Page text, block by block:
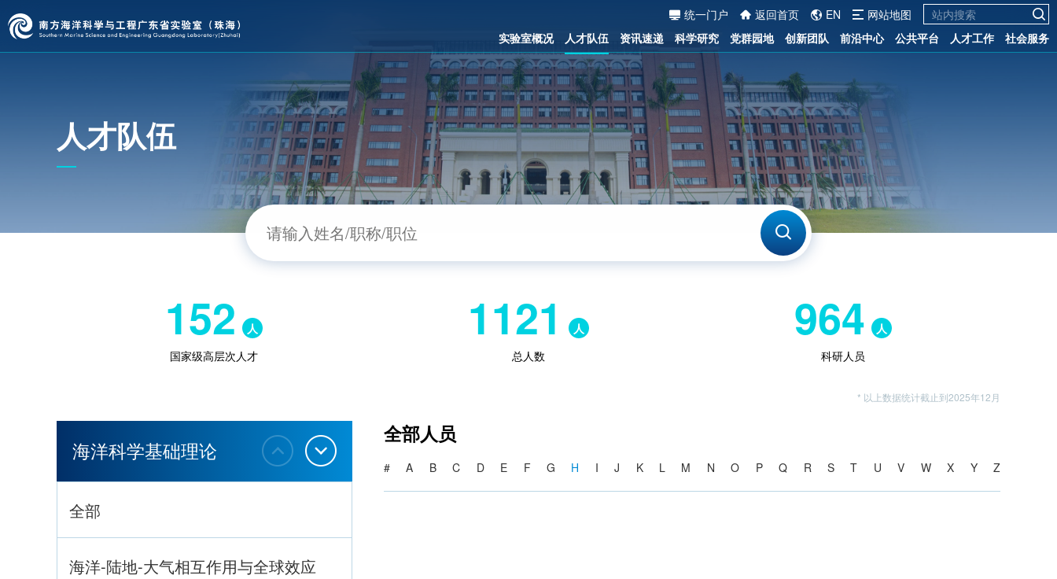
统一门户 返回首页 EN
网站地图
实验室概况
人才队伍 资讯速递 科学研究 党群园地 创新团队 前沿中心 公共平台 人才工作 社会服务
人才队伍
152
人
国家级高层次人才
1121
人
总人数
964
人
科研人员
* 以上数据统计截止到2025年12月
海洋科学基础理论
全部
海洋-陆地-大气相互作用与全球效应
全部人员
# A B C D E F G H I J K L M N O P Q R S T U V W X Y Z